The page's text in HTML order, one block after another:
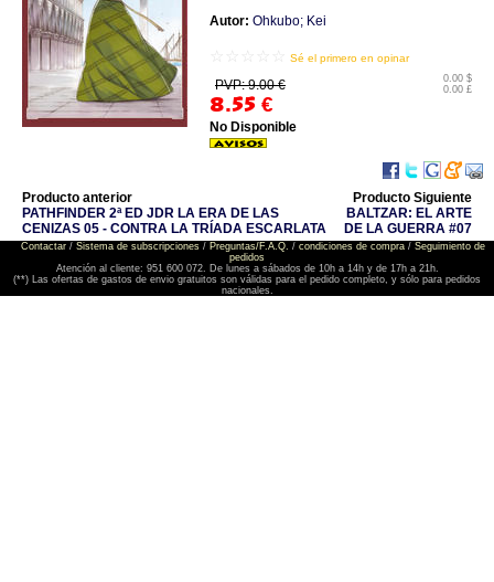
Autor: Ohkubo; Kei
Sé el primero en opinar
PVP: 9.00 €
8.55 €
0.00 $
0.00 £
No Disponible
Producto anterior
PATHFINDER 2ª ED JDR LA ERA DE LAS
CENIZAS 05 - CONTRA LA TRÍADA ESCARLATA
Producto Siguiente
BALTZAR: EL ARTE
DE LA GUERRA #07
Contactar/ Sistema de subscripciones/ Preguntas/F.A.Q. / condiciones de compra/ Seguimiento de
pedidos
Atención al cliente: 951 600 072. De lunes a sábados de 10h a 14h y de 17h a 21h.
(**) Las ofertas de gastos de envio gratuitos son válidas para el pedido completo, y sólo para pedidos
nacionales.